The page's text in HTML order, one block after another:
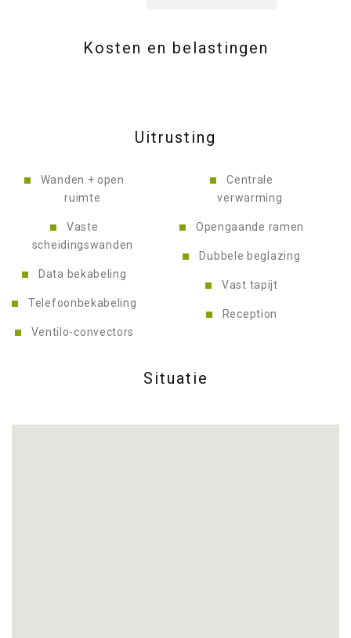
Kosten en belastingen
Uitrusting
Wanden + open
ruimte
Vaste
scheidingswanden
Data bekabeling
Telefoonbekabeling
Ventilo-convectors
Centrale
verwarming
Opengaande ramen
Dubbele beglazing
Vast tapijt
Reception
Situatie